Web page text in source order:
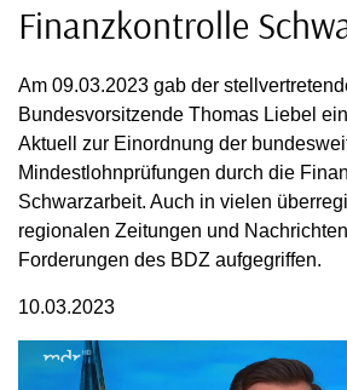
Finanzkontrolle
Am 09.03.2023 gab der
Bundesvorsitzende Thomas Liebel
Aktuell zur Einordnung der
Mindestlohnprüfungen durch die
Schwarzarbeit. Auch in vielen
regionalen Zeitungen und
Forderungen des BDZ aufgegriffen.
10.03.2023